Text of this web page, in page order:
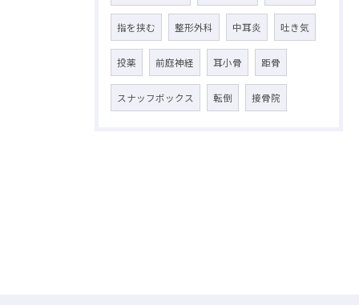
指を挟む 整形外科 中耳炎 吐き気
投薬 前庭神経 耳小骨 距骨
スナッフボックス 転倒 接骨院